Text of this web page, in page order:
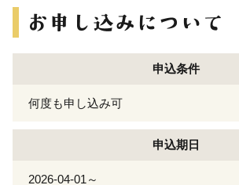
申込条件
何度も申し込み可
申込期日
2026-04-01～